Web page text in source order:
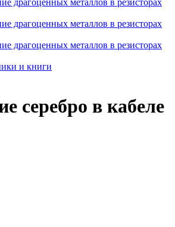
драгоценных металлов в резисторах
драгоценных металлов в резисторах
и книги
серебро в кабеле